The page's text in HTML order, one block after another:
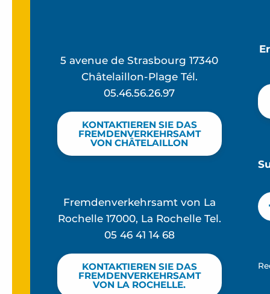
5 avenue de Strasbourg 17340
Châtelaillon-Plage Tél.
05.46.56.26.97
KONTAKTIEREN SIE DAS
FREMDENVERKEHRSAMT
VON CHÂTELAILLON
Fremdenverkehrsamt von La
Rochelle 17000, La Rochelle Tel.
05 46 41 14 68
KONTAKTIEREN SIE DAS
FREMDENVERKEHRSAMT
VON LA ROCHELLE.